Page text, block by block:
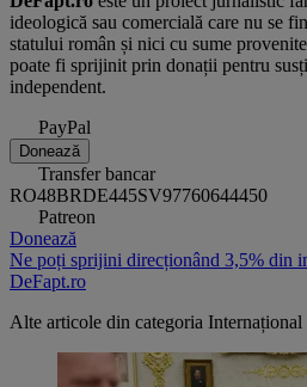
ideologică sau comercială care nu se
statului român și nici cu sume
poate fi sprijinit prin donații pentru
independent.
PayPal
Donează
Transfer bancar
RO48BRDE445SV97760644450
Patreon
Donează
Ne poți sprijini direcționând 3,5% din
DeFapt.ro
Alte articole din categoria Internațional